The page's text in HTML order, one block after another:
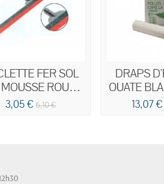
FER SOL
ROUGE
75CM
3,05 € 6,10 €
DRAPS
OUATE
125F 2P
13,07 €